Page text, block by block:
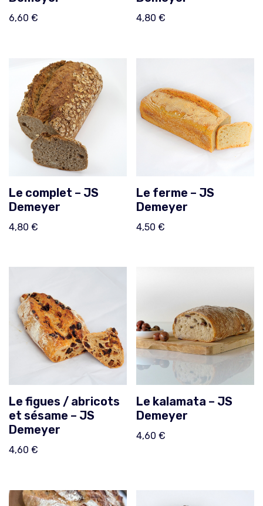
6,60 € 4,80€
Le complet – JS
Demeyer
4,80 €
Le ferme – JS
Demeyer
4,50€
Le figues / abricots
et sésame – JS
Demeyer
4,60 €
Le kalamata – JS
Demeyer
4,60€